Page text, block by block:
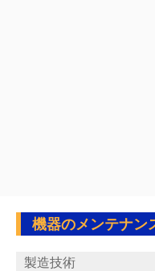
機器のメンテナン
製造技術